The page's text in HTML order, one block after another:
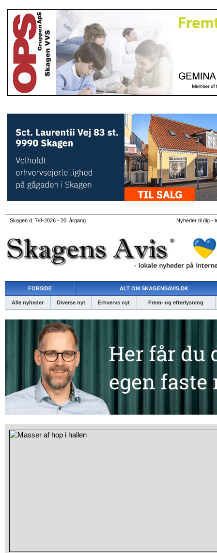
Skagen d. 7/8-2026 - 20. årgang Nyheder til dig -
FORSIDE ALT OM SKAGENSAVIS.DK
Alle nyheder Diverse nyt Erhvervs nyt Frem- og efterlysning